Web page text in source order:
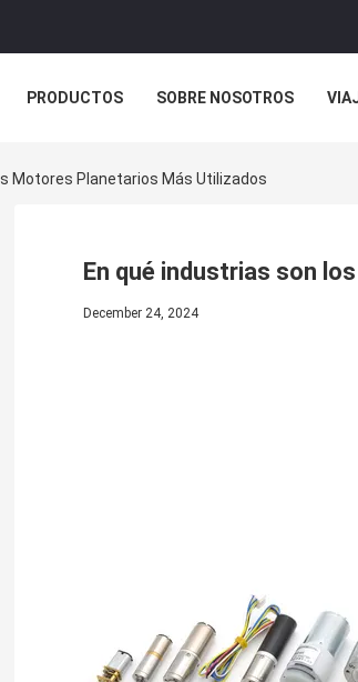
PRODUCTOS SOBRE NOSOTROS
Motores Planetarios Más Utilizados
En qué industrias son
December 24, 2024